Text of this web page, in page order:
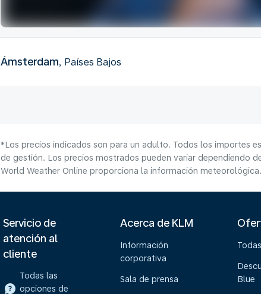
Ámsterdam, Países Bajos
*Los precios indicados son para un adulto. Todos los importes
de gestión. Los precios mostrados pueden variar dependiendo
World Weather Online proporciona la información
Servicio de
atención al
cliente
Todas las
opciones de
Acerca de KLM
Información
corporativa
Sala de prensa
Blue